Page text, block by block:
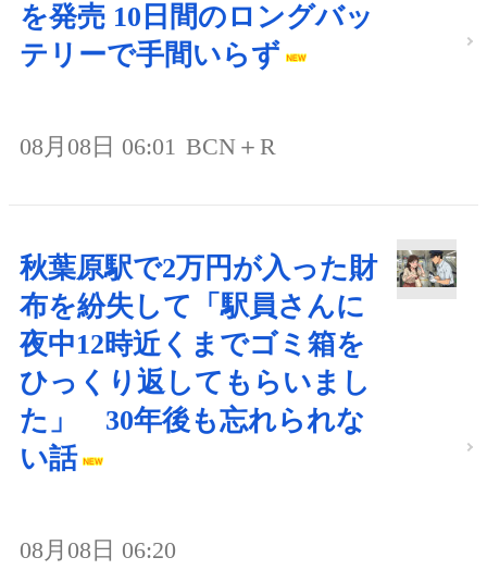
を発売 10日間のロングバッ
テリーで手間いらず
08月08日 06:01 BCN＋R
秋葉原駅で2万円が入った財
布を紛失して「駅員さんに
夜中12時近くまでゴミ箱を
ひっくり返してもらいまし
た」 30年後も忘れられな
い話
08月08日 06:20